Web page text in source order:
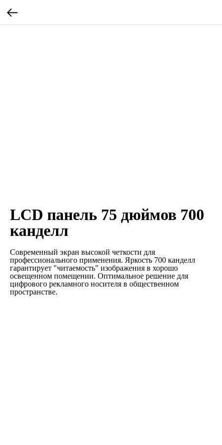
LCD панель 75 дюймов 700
канделл
Современный экран высокой четкости для
профессионального применения. Яркость 700 канделл
гарантирует "читаемость" изображения в хорошо
освещенном помещении. Оптимальное решение для
цифрового рекламного носителя в общественном
пространстве.